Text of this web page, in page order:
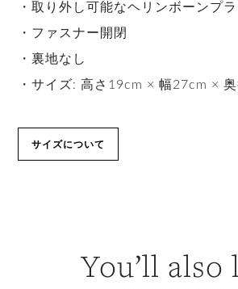
・取り外し可能なヘリンボーンプ
・ファスナー開閉
・裏地なし
・サイズ: 高さ19cm × 幅27cm ×
サイズについて
You’ll also